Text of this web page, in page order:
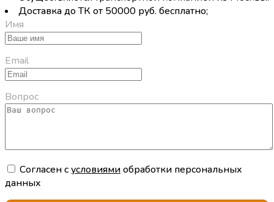
Доставка до ТК от 50000 руб. бесплатно;
Имя
Email
Вопрос
Cогласен сусловиямиобработки персональных
данных